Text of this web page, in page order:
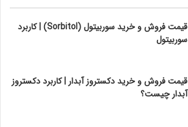
قیمت فروش و خرید سوربیتول (Sorbitol) | کاربرد
سوربیتول
قیمت فروش و خرید دکستروز آبدار | کاربرد دکستروز
آبدار چیست؟